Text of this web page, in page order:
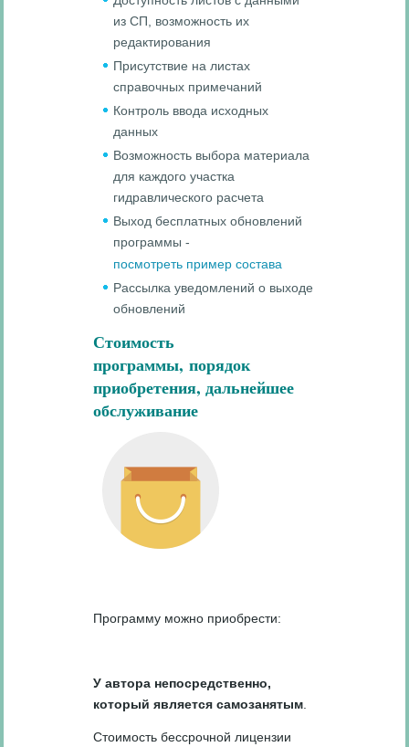
из СП, возможность их
редактирования
Присутствие на листах
справочных примечаний
Контроль ввода исходных
данных
Возможность выбора материала
для каждого участка
гидравлического расчета
Выход бесплатных обновлений
программы -
посмотреть пример состава
Рассылка уведомлений о выходе
обновлений
Стоимость
программы, порядок
приобретения, дальнейшее
обслуживание
Программу можно приобрести:
У автора непосредственно,
который является самозанятым
Стоимость бессрочной лицензии